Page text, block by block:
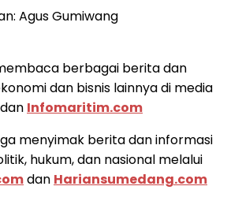
Agus Gumiwang
berbagai berita dan
dan bisnis lainnya di media
dan Infomaritim.com
menyimak berita dan informasi
hukum, dan nasional melalui
dan Hariansumedang.com